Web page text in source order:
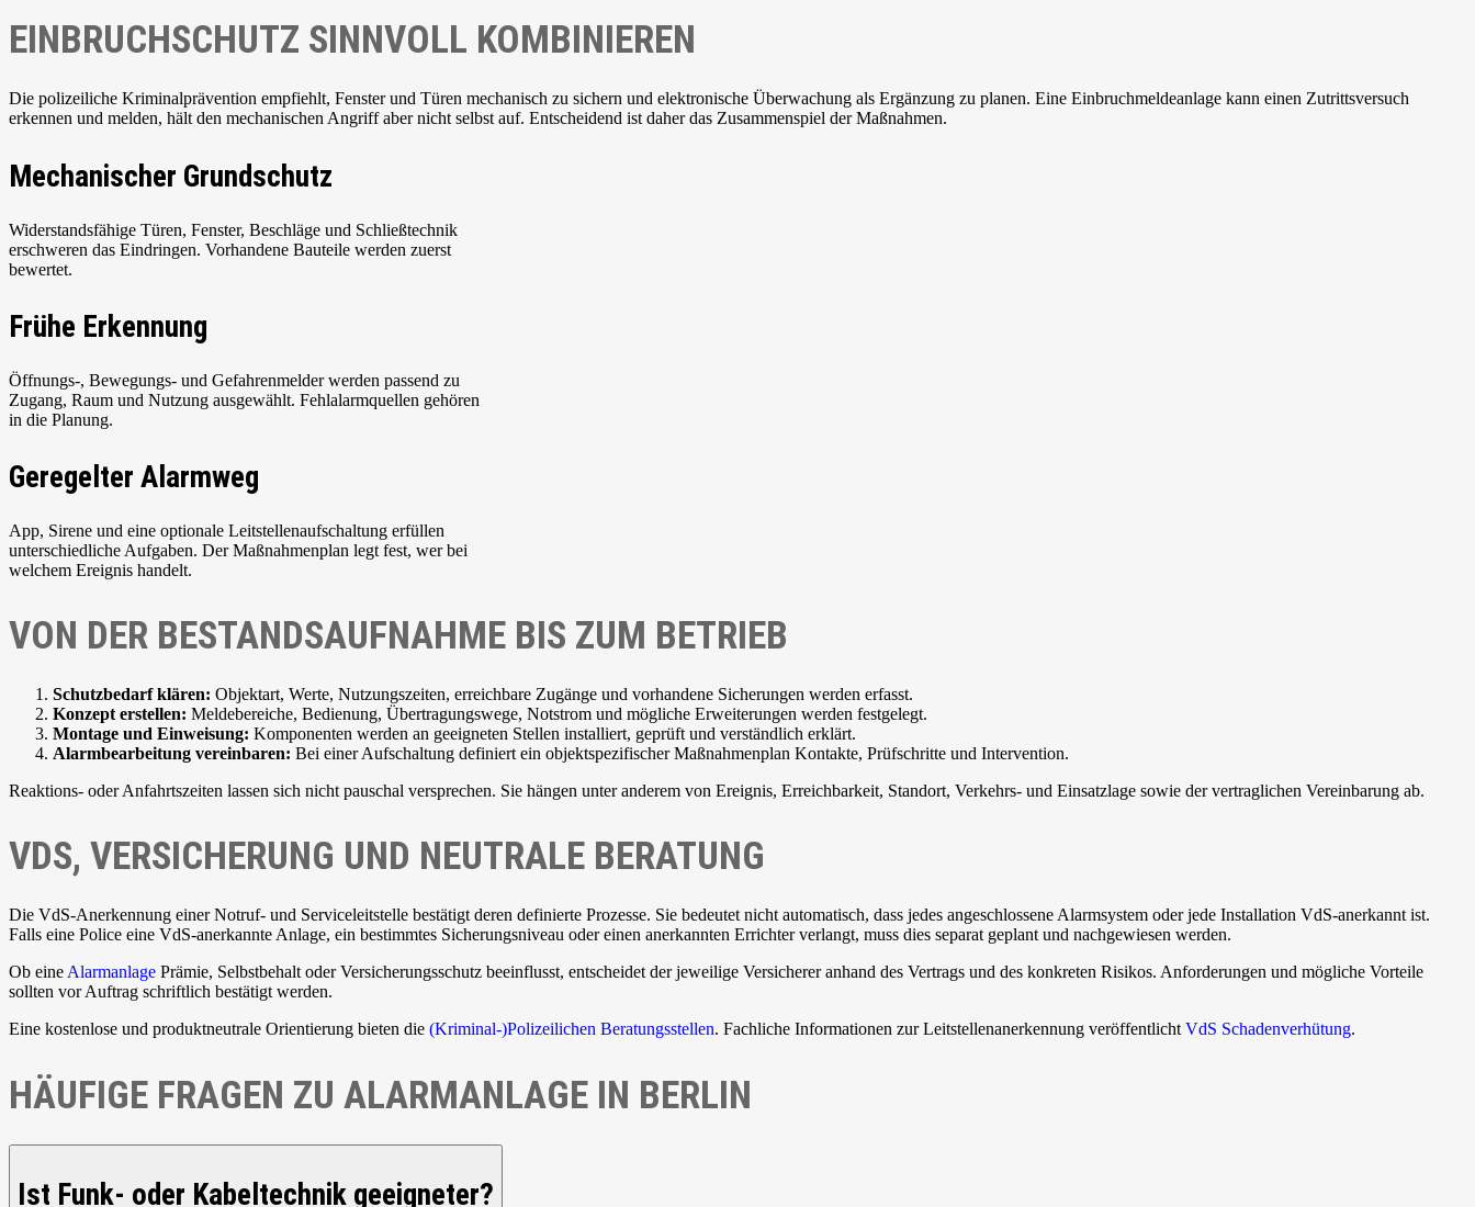
EINBRUCHSCHUTZ SINNVOLL KOMBINIEREN
Die polizeiliche Kriminalprävention empfiehlt, Fenster und Türen mechanisch zu sichern und elektronische Überwachung als Ergänzung zu planen. Eine Einbruchmeldeanlage kann einen Zutrittsversuch
erkennen und melden, hält den mechanischen Angriff aber nicht selbst auf. Entscheidend ist daher das Zusammenspiel der Maßnahmen.
Mechanischer Grundschutz
Widerstandsfähige Türen, Fenster, Beschläge und Schließtechnik
erschweren das Eindringen. Vorhandene Bauteile werden zuerst
bewertet.
Frühe Erkennung
Öffnungs-, Bewegungs- und Gefahrenmelder werden passend zu
Zugang, Raum und Nutzung ausgewählt. Fehlalarmquellen gehören
in die Planung.
Geregelter Alarmweg
App, Sirene und eine optionale Leitstellenaufschaltung erfüllen
unterschiedliche Aufgaben. Der Maßnahmenplan legt fest, wer bei
welchem Ereignis handelt.
VON DER BESTANDSAUFNAHME BIS ZUM BETRIEB
Schutzbedarf klären: Objektart, Werte, Nutzungszeiten, erreichbare Zugänge und vorhandene Sicherungen werden erfasst.
Konzept erstellen: Meldebereiche, Bedienung, Übertragungswege, Notstrom und mögliche Erweiterungen werden festgelegt.
Montage und Einweisung: Komponenten werden an geeigneten Stellen installiert, geprüft und verständlich erklärt.
Alarmbearbeitung vereinbaren: Bei einer Aufschaltung definiert ein objektspezifischer Maßnahmenplan Kontakte, Prüfschritte und Intervention.
Reaktions- oder Anfahrtszeiten lassen sich nicht pauschal versprechen. Sie hängen unter anderem von Ereignis, Erreichbarkeit, Standort, Verkehrs- und Einsatzlage sowie der vertraglichen Vereinbarung ab.
VDS, VERSICHERUNG UND NEUTRALE BERATUNG
Die VdS-Anerkennung einer Notruf- und Serviceleitstelle bestätigt deren definierte Prozesse. Sie bedeutet nicht automatisch, dass jedes angeschlossene Alarmsystem oder jede Installation VdS-anerkannt ist.
Falls eine Police eine VdS-anerkannte Anlage, ein bestimmtes Sicherungsniveau oder einen anerkannten Errichter verlangt, muss dies separat geplant und nachgewiesen werden.
Ob eine Alarmanlage Prämie, Selbstbehalt oder Versicherungsschutz beeinflusst, entscheidet der jeweilige Versicherer anhand des Vertrags und des konkreten Risikos. Anforderungen und mögliche Vorteile
sollten vor Auftrag schriftlich bestätigt werden.
Eine kostenlose und produktneutrale Orientierung bieten die (Kriminal-)Polizeilichen Beratungsstellen. Fachliche Informationen zur Leitstellenanerkennung veröffentlicht VdS Schadenverhütung.
HÄUFIGE FRAGEN ZU ALARMANLAGE IN BERLIN
Ist Funk- oder Kabeltechnik geeigneter?